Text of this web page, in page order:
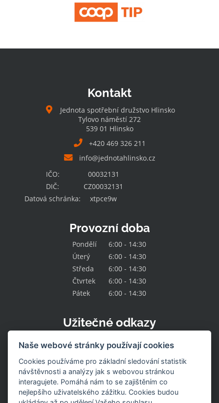
Kontakt
Jednota spotřební družstvo Hlinsko
Tylovo náměstí 272
539 01 Hlinsko
+420 469 326 211
info@jednotahlinsko.cz
IČO:
00032131
DIČ:
CZ00032131
Datová schránka:
xtpce9w
Provozní doba
Pondělí
6:00 - 14:30
Úterý
6:00 - 14:30
Středa
6:00 - 14:30
Čtvrtek
6:00 - 14:30
Pátek
6:00 - 14:30
Užitečné odkazy
O družstvu
Naše prodejny
Pracovní místa
Aktuality
Uzavřené prodejny
Naše webové stránky používají cookies
Cookies používáme pro základní sledování statistik
návštěvnosti a analýzy jak s webovou stránkou
interagujete. Pomáhá nám to se zajištěním co
nejlepšího uživatelského zážitku. Cookies budou